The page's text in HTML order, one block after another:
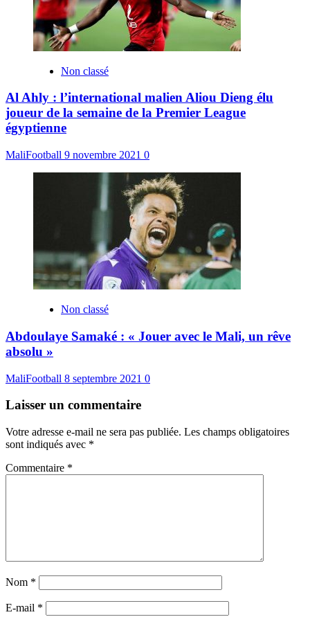
Non classé
Al Ahly : l’international malien Aliou Dieng élu
joueur de la semaine de la Premier League
égyptienne
MaliFootball 9 novembre 2021 0
Non classé
Abdoulaye Samaké : « Jouer avec le Mali, un rêve
absolu »
MaliFootball 8 septembre 2021 0
Laisser un commentaire
Votre adresse e-mail ne sera pas publiée. Les champs obligatoires
sont indiqués avec *
Commentaire *
Nom *
E-mail *